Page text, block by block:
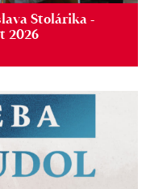
Stolárika -
2026